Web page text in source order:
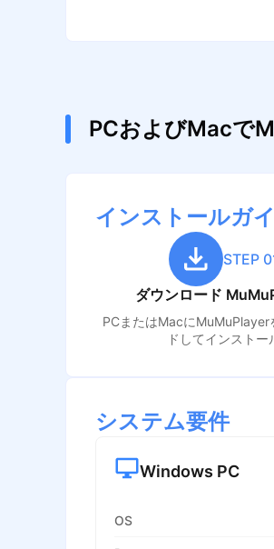
PCおよびMacで
インストールガ
STEP
ダウンロード
PCまたはMacにMuMuPlayer
ドしてインストー
システム要件
Windows PC
OS